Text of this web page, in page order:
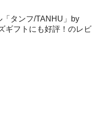
「タンフ/TANHU」by
ギフトにも好評！のレビ